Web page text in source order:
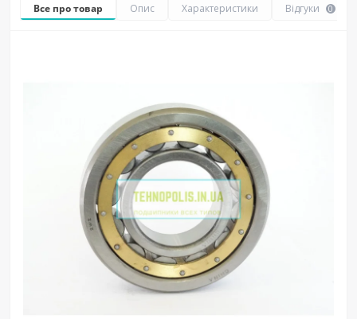
Все про товар Опис Характеристики Відгуки 0